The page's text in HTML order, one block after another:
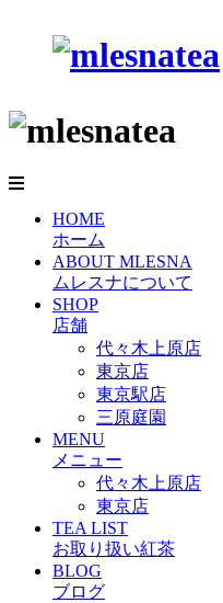
HOME
ホーム
ABOUT MLESNA
ムレスナについて
SHOP
店舗
代々木上原店
東京店
東京駅店
三原庭園
MENU
メニュー
代々木上原店
東京店
TEA LIST
お取り扱い紅茶
BLOG
ブログ